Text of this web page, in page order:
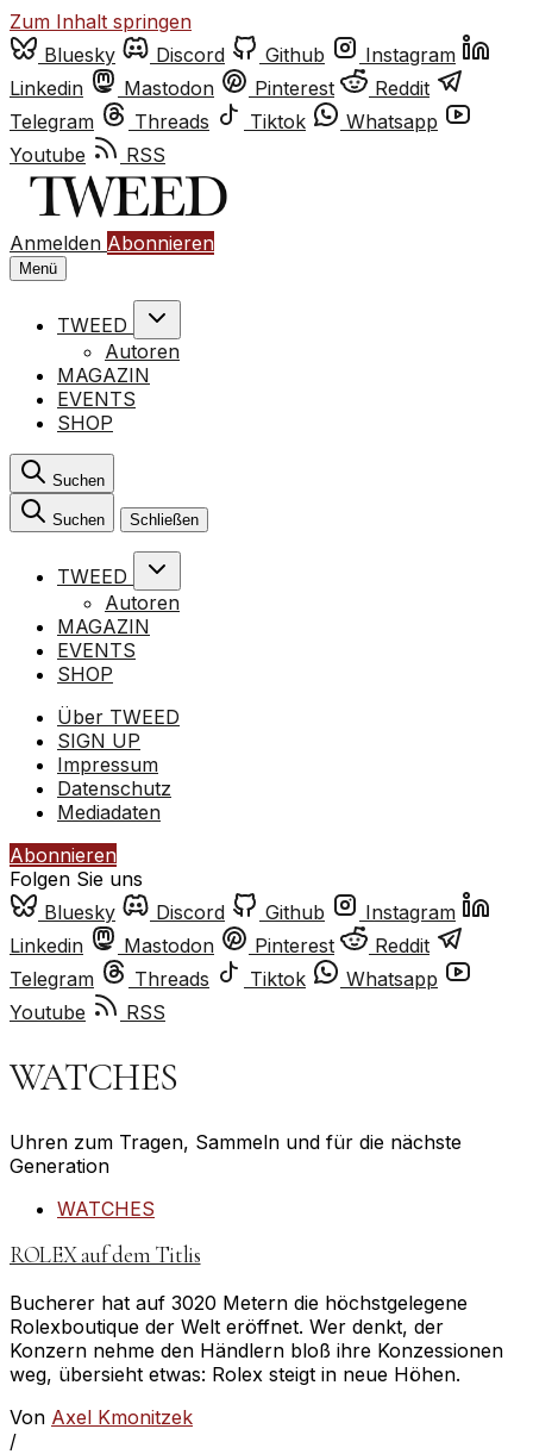
Zum Inhalt springen
Bluesky
Discord Github
Instagram
Linkedin
Mastodon Pinterest
Reddit
Telegram
Threads Tiktok
Whatsapp
Youtube
RSS
Anmelden Abonnieren
Menü
TWEED
Autoren
MAGAZIN
EVENTS
SHOP
Suchen
Suchen Schließen
TWEED
Autoren
MAGAZIN
EVENTS
SHOP
Über TWEED
SIGN UP
Impressum
Datenschutz
Mediadaten
Abonnieren
Folgen Sie uns
Bluesky
Discord Github
Instagram
Linkedin
Mastodon Pinterest
Reddit
Telegram
Threads Tiktok
Whatsapp
Youtube
RSS
WATCHES
Uhren zum Tragen, Sammeln und für die nächste
Generation
WATCHES
ROLEX auf dem Titlis
Bucherer hat auf 3020 Metern die höchstgelegene
Rolexboutique der Welt eröffnet. Wer denkt, der
Konzern nehme den Händlern bloß ihre Konzessionen
weg, übersieht etwas: Rolex steigt in neue Höhen.
Von Axel Kmonitzek
/